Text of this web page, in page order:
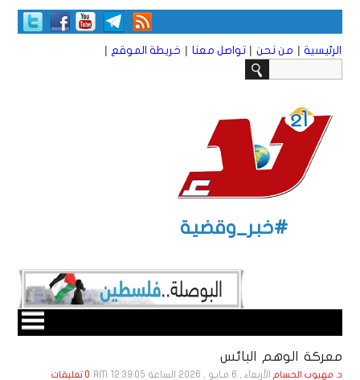
الرئيسية | من نحن | تواصل معنا | خريطة الموقع |
#خبر_وقضية
معركة الوهم البائس
د. مهيوب الحسام الأربعاء , 6 مـايـو , 2026 الساعة 12:39:05 AM 0 تعليقات